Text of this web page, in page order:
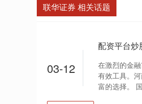
联华证券 相关话题
03-12
配资平台炒
在激烈的金
有效工具。
富的选择。